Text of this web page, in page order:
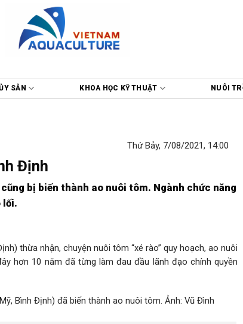
SẢN KHOA HỌC KỸ THUẬT NUÔI
Thứ Bảy, 7/08/2021, 14:00
Định
bị biến thành ao nuôi tôm. Ngành chức năng
lối.
thừa nhận, chuyện nuôi tôm “xé rào” quy hoạch, ao nuôi
hơn 10 năm đã từng làm đau đầu lãnh đạo chính quyền